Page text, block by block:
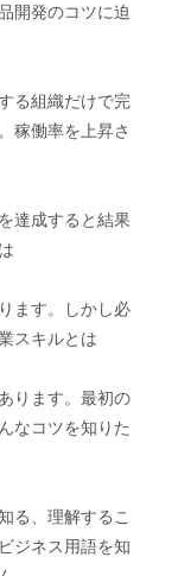
開発のコツに迫
る組織だけで完
稼働率を上昇さ
達成すると結果
ます。しかし必
スキルとは
ります。最初の
なコツを知りた
る、理解するこ
ジネス用語を知